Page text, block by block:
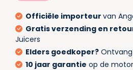
Officiële importeur van
Gratis verzending en
Juicers
Elders goedkoper? Ontvang
10 jaar garantie op de